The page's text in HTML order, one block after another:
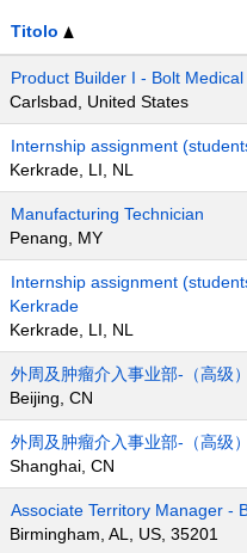
Titolo
Product Builder I - Bolt Medical
Carlsbad, United States
Internship assignment
Kerkrade, LI, NL
Manufacturing Technician
Penang, MY
Internship assignment
Kerkrade
Kerkrade, LI, NL
外周及肿瘤介入事业部-（高级
Beijing, CN
外周及肿瘤介入事业部-（高级
Shanghai, CN
Associate Territory Manager -
Birmingham, AL, US, 35201